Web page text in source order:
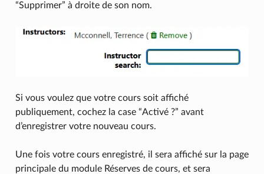
“Supprimer” à droite de son nom.
Si vous voulez que votre cours soit affiché
publiquement, cochez la case “Activé ?” avant
d’enregistrer votre nouveau cours.
Une fois votre cours enregistré, il sera affiché sur la page
principale du module Réserves de cours, et sera